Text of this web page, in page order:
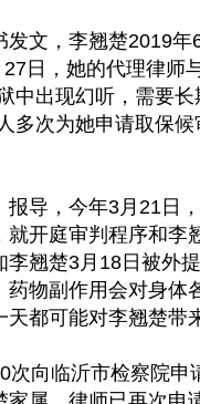
发文，李翘楚2019年
日，她的代理律师
中出现幻听，需要
多次为她申请取保
报导，今年3月21日
就开庭审判程序和李
李翘楚3月18日被外
药物副作用会对身体
都可能对李翘楚带
次向临沂市检察院申